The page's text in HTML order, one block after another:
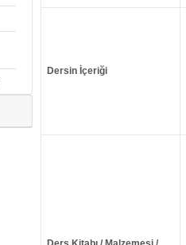
Dersin İçeriği